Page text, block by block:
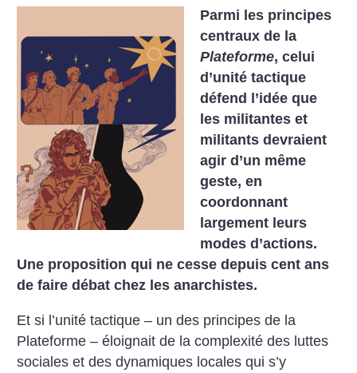
Parmi les principes
centraux de la
Plateforme, celui
d’unité tactique
défend l’idée que
les militantes et
militants devraient
agir d’un même
geste, en
coordonnant
largement leurs
modes d’actions.
Une proposition qui ne cesse depuis cent ans
de faire débat chez les anarchistes.
Et si l’unité tactique – un des principes de la
Plateforme – éloignait de la complexité des luttes
sociales et des dynamiques locales qui s’y